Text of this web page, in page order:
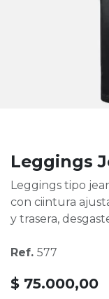
Leggings
Leggings tipo
con ciintura
y trasera,
Ref. 577
$ 75.000,00